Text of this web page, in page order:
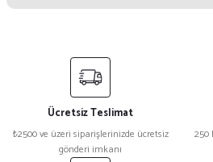
Yorum Yaz
yetersiz gördüğünüz noktaları öneri
Görüş ve önerileriniz için teşekkür ederiz.
Ürün resmi kalitesiz, bozuk veya
Ürün açıklamasında eksik bilgiler
Ücretsiz Teslimat
₺2500 ve üzeri siparişlerinizde ücretsiz
gönderi imkanı
250